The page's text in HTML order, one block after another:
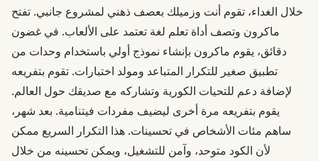
خلال الغداء، تقوم أنت وزميلك بعصف ذهني لمشروع جانبي. تفتح
ماكرون وتصف أداة تعلم لغة تعتمد على الألعاب. في غضون
دقائق، يقوم ماكرون بإنشاء نموذج أولي باستخدام وحدات من
تطبيق صغير للتكرار المتباعد ومولد اختبارات. تقوم بتفريعه
لإضافة دعم للتحيات الكورية وتشاركه مع صديقك حول العالم.
يقوم بتفريعه مرة أخرى ليضيف مفردات فيتنامية. بعد شهر،
ساهم مئات الأشخاص في تحسينات. هذا التكرار السريع ممكن
لأن الكود متوحد، وآمن للتشغيل، ويمكن تحسينه من خلال